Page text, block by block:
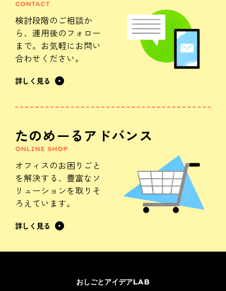
CONTACT
検討段階のご相談か
ら、 運用後のフォロー
まで。 お気軽にお問い
合わせください。
詳しく見る
たのめーるアドバンス
ONLINE SHOP
オフィスのお困りごと
を解決する、 豊富なソ
リューションを取りそ
ろえています。
詳しく見る
おしごとアイデアLAB